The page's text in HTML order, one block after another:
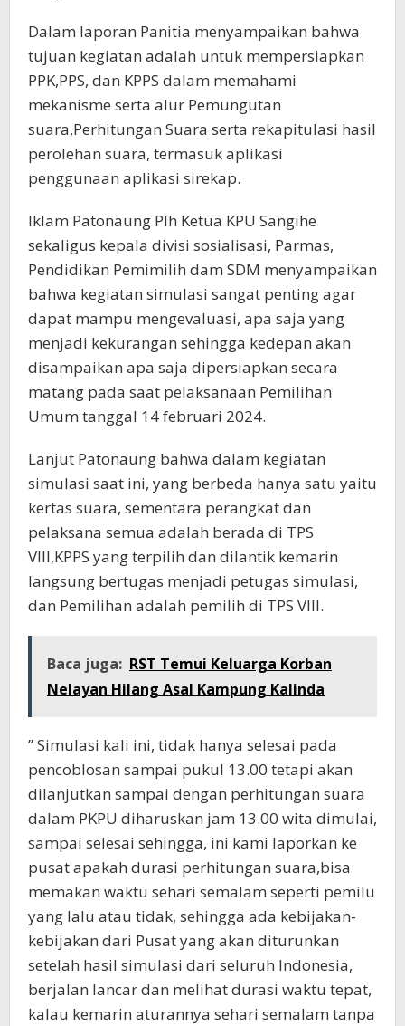
Dalam laporan Panitia menyampaikan bahwa
tujuan kegiatan adalah untuk mempersiapkan
PPK,PPS, dan KPPS dalam memahami
mekanisme serta alur Pemungutan
suara,Perhitungan Suara serta rekapitulasi hasil
perolehan suara, termasuk aplikasi
penggunaan aplikasi sirekap.
Iklam Patonaung Plh Ketua KPU Sangihe
sekaligus kepala divisi sosialisasi, Parmas,
Pendidikan Pemimilih dam SDM menyampaikan
bahwa kegiatan simulasi sangat penting agar
dapat mampu mengevaluasi, apa saja yang
menjadi kekurangan sehingga kedepan akan
disampaikan apa saja dipersiapkan secara
matang pada saat pelaksanaan Pemilihan
Umum tanggal 14 februari 2024.
Lanjut Patonaung bahwa dalam kegiatan
simulasi saat ini, yang berbeda hanya satu yaitu
kertas suara, sementara perangkat dan
pelaksana semua adalah berada di TPS
VIII,KPPS yang terpilih dan dilantik kemarin
langsung bertugas menjadi petugas simulasi,
dan Pemilihan adalah pemilih di TPS VIII.
Baca juga: RST Temui Keluarga Korban
Nelayan Hilang Asal Kampung Kalinda
” Simulasi kali ini, tidak hanya selesai pada
pencoblosan sampai pukul 13.00 tetapi akan
dilanjutkan sampai dengan perhitungan suara
dalam PKPU diharuskan jam 13.00 wita dimulai,
sampai selesai sehingga, ini kami laporkan ke
pusat apakah durasi perhitungan suara,bisa
memakan waktu sehari semalam seperti pemilu
yang lalu atau tidak, sehingga ada kebijakan-
kebijakan dari Pusat yang akan diturunkan
setelah hasil simulasi dari seluruh Indonesia,
berjalan lancar dan melihat durasi waktu tepat,
kalau kemarin aturannya sehari semalam tanpa